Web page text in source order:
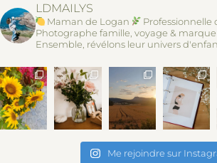
LDMAILYS
Maman de Logan
Professionnelle
Photographe famille, voyage &
Ensemble, révélons leur univers
Me rejoindre sur